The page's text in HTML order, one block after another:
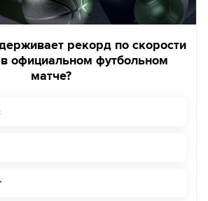
рекорд по скорости
официальном футбольном
матче?